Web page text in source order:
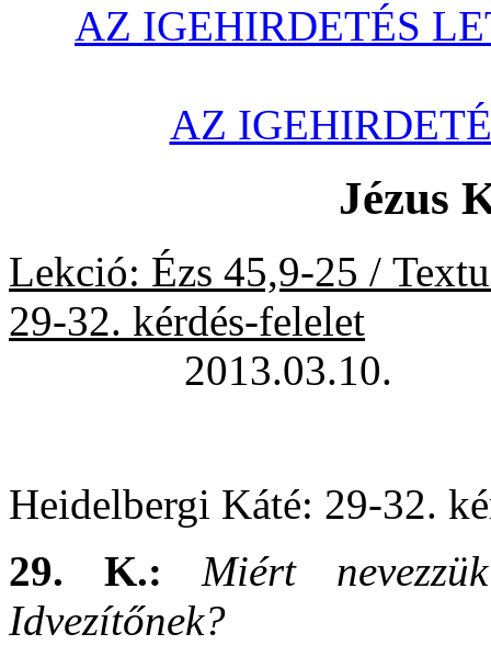
AZ IGEHIRDETÉS
AZ
Jézus
Lekció: Ézs 45,9-25 /
29-32. kérdés-felelet
2013.03.10.
Heidelbergi Káté: 29-32.
29. K.:
Miért
Idvezítőnek?